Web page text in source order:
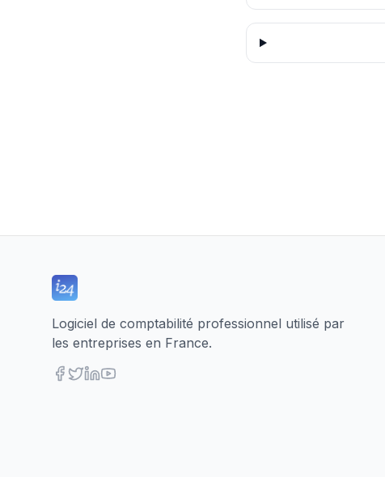
Logiciel de comptabilité professionnel utilisé par
les entreprises en France.